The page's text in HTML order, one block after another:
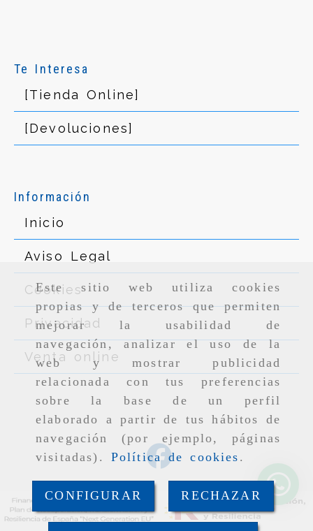
Este sitio web utiliza cookies
propias y de terceros que permiten
mejorar la usabilidad de
navegación, analizar el uso de la
web y mostrar publicidad
relacionada con tus preferencias
sobre la base de un perfil
elaborado a partir de tus hábitos de
navegación (por ejemplo, páginas
visitadas). Política de cookies .
CONFIGURAR RECHAZAR
Te Interesa
[Tienda Online]
[Devoluciones]
Información
Inicio
Aviso Legal
Cookies
Privacidad
Venta online